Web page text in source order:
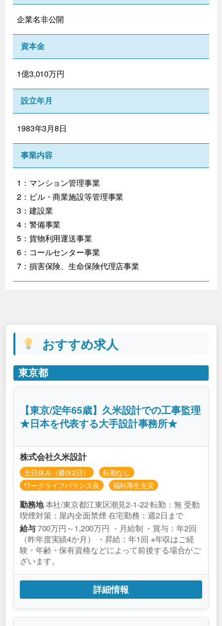
企業名非公開
資本金
1億3,010万円
設立年月
1983年3月8日
事業内容
1：マンション管理事業
2：ビル・商業施設等管理事業
3：建設業
4：警備事業
5：貨物利用運送事業
6：コールセンター事業
7：損害保険、生命保険代理店事業
おすすめ求人
東京都
【東京/定年65歳】久米設計での工事監理
★日本を代表する大手設計事務所★
株式会社久米設計
土日休み（週休2日）
転勤なし
ワークライフバランス良
福利厚生充実
勤務地本社/東京都江東区潮見2-1-22 転勤：無 受動
喫煙対策：屋内全面禁煙 在宅勤務：週2日まで
給与700万円～1,200万円 ・月給制 ・賞与：年2回
（昨年度実績4か月） ・昇給：年1回 ※年収はご経
験・年齢・保有資格などによって前後する場合がご
ざいます。
詳細情報